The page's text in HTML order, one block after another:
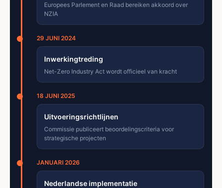
Europees Parlement en Raad bereiken akkoord over
NZIA
29 JUNI 2024
Inwerkingtreding
Net-Zero Industry Act wordt officieel van kracht
18 JUNI 2025
Uitvoeringsrichtlijnen
Commissie publiceert beoordelingscriteria voor
strategische projecten
JANUARI 2026
Nederlandse implementatie